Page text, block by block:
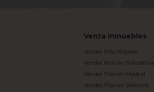
Venta Inmuebles
Vender Piso Rápido
Vender Piso en Barcelona
Vender Piso en Madrid
Vender Piso en Valencia